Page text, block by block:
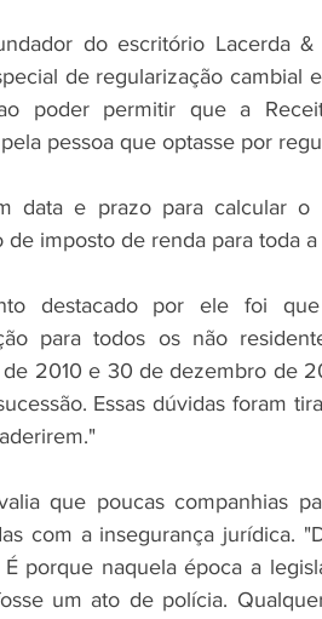
do escritório Lacerda
de regularização cambial
poder permitir que a
pessoa que optasse por
data e prazo para calcular
de imposto de renda para toda
destacado por ele foi
para todos os não
2010 e 30 de dezembro de
Essas dúvidas foram
que poucas companhias
com a insegurança jurídica.
É porque naquela época a
um ato de polícia.